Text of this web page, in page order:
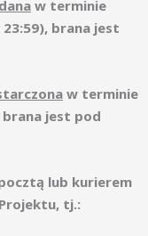
w terminie
brana jest
w terminie
jest pod
lub kurierem
tj.: